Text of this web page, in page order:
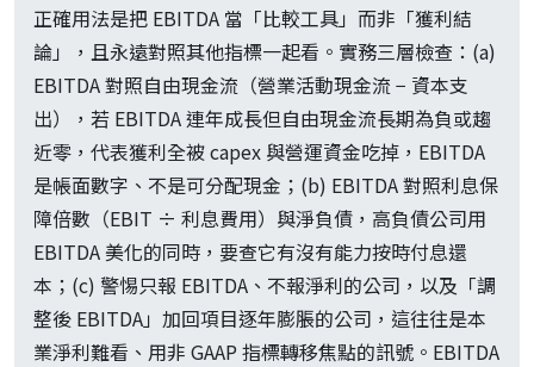
正確用法是把 EBITDA 當「比較工具」而非「獲利結
論」，且永遠對照其他指標一起看。實務三層檢查：(a)
EBITDA 對照自由現金流（營業活動現金流 − 資本支
出），若 EBITDA 連年成長但自由現金流長期為負或趨
近零，代表獲利全被 capex 與營運資金吃掉，EBITDA
是帳面數字、不是可分配現金；(b) EBITDA 對照利息保
障倍數（EBIT ÷ 利息費用）與淨負債，高負債公司用
EBITDA 美化的同時，要查它有沒有能力按時付息還
本；(c) 警惕只報 EBITDA、不報淨利的公司，以及「調
整後 EBITDA」加回項目逐年膨脹的公司，這往往是本
業淨利難看、用非 GAAP 指標轉移焦點的訊號。EBITDA